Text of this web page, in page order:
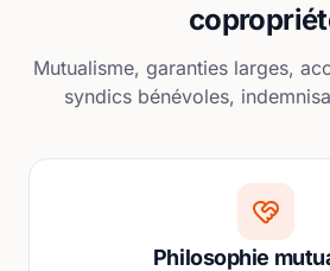
Mutualisme, garanties larges,
syndics bénévoles,
Philosophie